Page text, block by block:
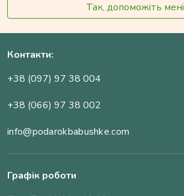
Так, допоможіть мені
Контакти:
+38 (097) 97 38 004
+38 (066) 97 38 002
info@podarokbabushke.com
Графік роботи